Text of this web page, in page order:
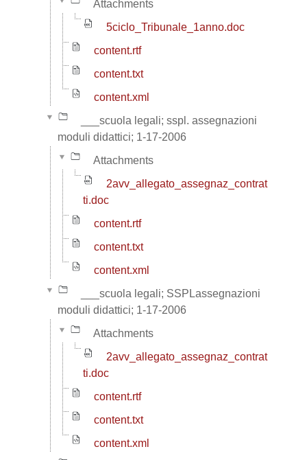
Attachments
5ciclo_Tribunale_1anno.doc
content.rtf
content.txt
content.xml
___scuola legali; sspl. assegnazioni
moduli didattici; 1-17-2006
Attachments
2avv_allegato_assegnaz_contrat
ti.doc
content.rtf
content.txt
content.xml
___scuola legali; SSPLassegnazioni
moduli didattici; 1-17-2006
Attachments
2avv_allegato_assegnaz_contrat
ti.doc
content.rtf
content.txt
content.xml